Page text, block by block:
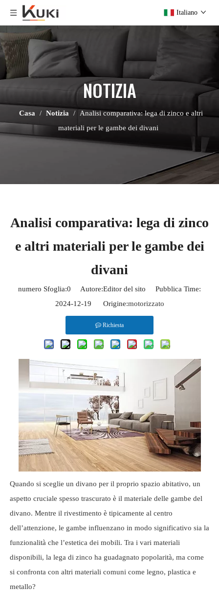
Italiano
NOTIZIA
Casa / Notizia /
Analisi comparativa: lega di zinco e altri
materiali per le gambe dei divani
Analisi comparativa: lega di zinco
e altri materiali per le gambe dei
divani
numero Sfoglia:0 Autore:Editor del sito Pubblica Time:
2024-12-19 Origine:motorizzato
Richiesta
Quando si sceglie un divano per il proprio spazio abitativo, un
aspetto cruciale spesso trascurato è il materiale delle gambe del
divano. Mentre il rivestimento è tipicamente al centro
dell’attenzione, le gambe influenzano in modo significativo sia la
funzionalità che l’estetica dei mobili. Tra i vari materiali
disponibili, la lega di zinco ha guadagnato popolarità, ma come
si confronta con altri materiali comuni come legno, plastica e
metallo?